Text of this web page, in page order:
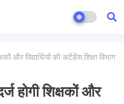
और विद्यार्थियों की अटेंडेंस,शिक्षा विभाग
होगी शिक्षकों और